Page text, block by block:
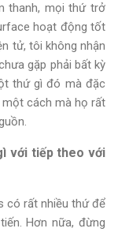
thanh, mọi thứ trở
hoạt động tốt
tử, tôi không nhận
gặp phải bất kỳ
thứ gì đó mà đặc
một cách mà họ rất
với tiếp theo với
có rất nhiều thứ để
Hơn nữa, đừng